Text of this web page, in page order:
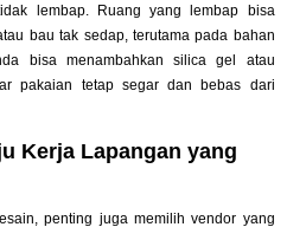
lembap. Ruang yang lembap bisa
bau tak sedap, terutama pada bahan
bisa menambahkan silica gel atau
pakaian tetap segar dan bebas dari
Kerja Lapangan yang
penting juga memilih vendor yang